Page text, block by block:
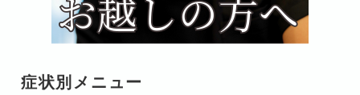
症状別メニュー